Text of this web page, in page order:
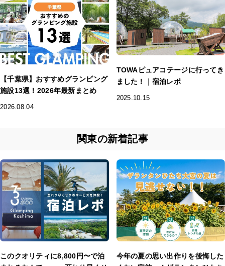
【千葉県】おすすめグランピング
施設13選！2026年最新まとめ
2026.08.04
TOWAピュアコテージに行ってき
ました！｜宿泊レポ
2025.10.15
関東の新着記事
このクオリティに8,800円〜で泊
今年の夏の思い出作りを後悔した